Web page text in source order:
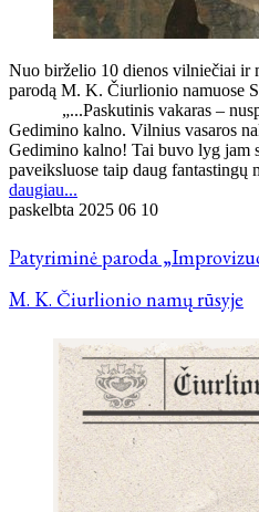
Nuo birželio 10 dienos vilniečiai ir
parodą M. K. Čiurlionio namuose
„...Paskutinis vakaras –
Gedimino kalno. Vilnius vasaros
Gedimino kalno! Tai buvo lyg jam
paveiksluose taip daug
daugiau...
paskelbta 2025 06 10
Patyriminė paroda
M. K. Čiurlionio namų rūsyje